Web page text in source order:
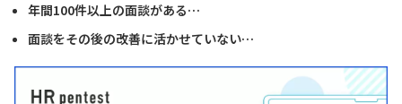
年間100件以上の面談がある…
面談をその後の改善に活かせていない…